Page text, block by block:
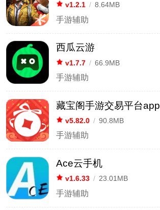
v1.2.1 / 8.64MB
手游辅助
西瓜云游
v1.7.7 / 66.9MB
手游辅助
藏宝阁手游交易平台app
v5.82.0 / 90.8MB
手游辅助
Ace云手机
v1.6.33 / 23.01MB
手游辅助